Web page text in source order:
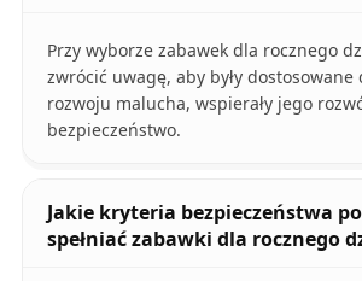
Przy wyborze zabawek dla rocznego
zwrócić uwagę, aby były
rozwoju malucha, wspierały jego
bezpieczeństwo.
Jakie kryteria bezpieczeństwa
spełniać zabawki dla rocznego